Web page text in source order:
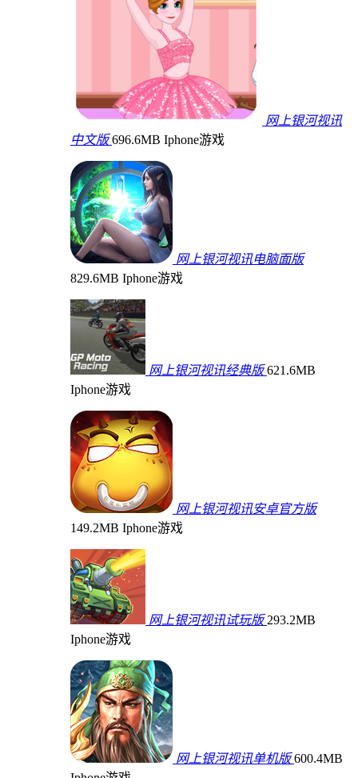
网上银河视讯
中文版 696.6MB Iphone游戏
网上银河视讯电脑面版
829.6MB Iphone游戏
网上银河视讯经典版 621.6MB
Iphone游戏
网上银河视讯安卓官方版
149.2MB Iphone游戏
网上银河视讯试玩版 293.2MB
Iphone游戏
网上银河视讯单机版 600.4MB